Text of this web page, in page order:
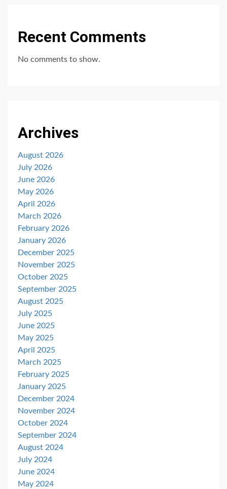
Recent Comments
No comments to show.
Archives
August 2026
July 2026
June 2026
May 2026
April 2026
March 2026
February 2026
January 2026
December 2025
November 2025
October 2025
September 2025
August 2025
July 2025
June 2025
May 2025
April 2025
March 2025
February 2025
January 2025
December 2024
November 2024
October 2024
September 2024
August 2024
July 2024
June 2024
May 2024